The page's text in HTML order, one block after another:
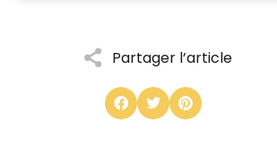
Partager l’article